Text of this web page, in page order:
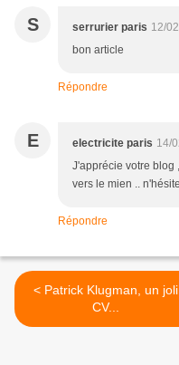
S serrurier paris 12/
bon article
Répondre
E electricite paris 14/
J'apprécie votre blog
vers le mien ..
Répondre
< Patrick Klugman, un joli
CV...